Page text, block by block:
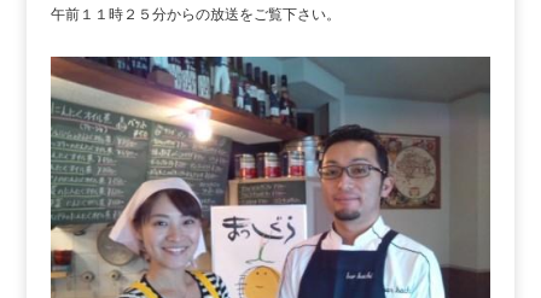
午前１１時２５分からの放送をご覧下さい。